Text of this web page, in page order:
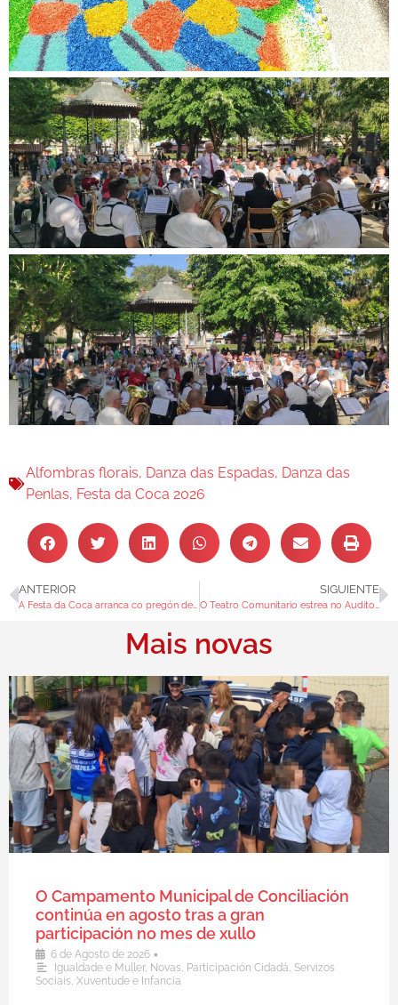
Alfombras florais, Danza das Espadas, Danza das
Penlas, Festa da Coca 2026
ANTERIOR SIGUIENTE
Mais novas
O Campamento Municipal de Conciliación
continúa en agosto tras a gran
participación no mes de xullo
6 de Agosto de 2026 •
Igualdade e Muller, Novas Participación Cidadá Servizos
Sociais Xuventude e Infancia